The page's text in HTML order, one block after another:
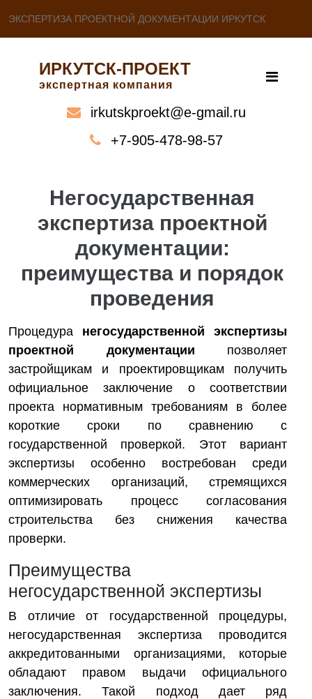
ЭКСПЕРТИЗА ПРОЕКТНОЙ ДОКУМЕНТАЦИИ ИРКУТСК
ИРКУТСК-ПРОЕКТ
экспертная компания
irkutskproekt@e-gmail.ru
+7-905-478-98-57
Негосударственная
экспертиза проектной
документации:
преимущества и порядок
проведения
Процедура негосударственной экспертизы
проектной документации позволяет
застройщикам и проектировщикам получить
официальное заключение о соответствии
проекта нормативным требованиям в более
короткие сроки по сравнению с
государственной проверкой. Этот вариант
экспертизы особенно востребован среди
коммерческих организаций, стремящихся
оптимизировать процесс согласования
строительства без снижения качества
проверки.
Преимущества
негосударственной экспертизы
В отличие от государственной процедуры,
негосударственная экспертиза проводится
аккредитованными организациями, которые
обладают правом выдачи официального
заключения. Такой подход дает ряд